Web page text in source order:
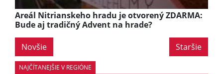
Areál Nitrianskeho hradu je otvorený ZDARMA:
Bude aj tradičný Advent na hrade?
Novšie Staršie
NAJČÍTANEJŠIE V REGIÓNE